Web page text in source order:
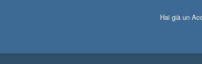
Hai già un